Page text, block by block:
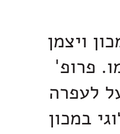
ויצמן
פרופ'
לעפרה
במכון